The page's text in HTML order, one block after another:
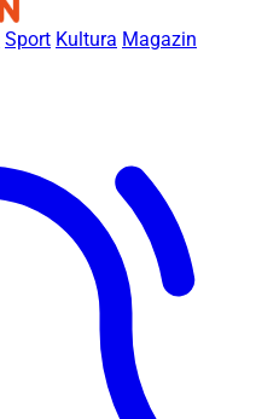
Sport Kultura Magazin